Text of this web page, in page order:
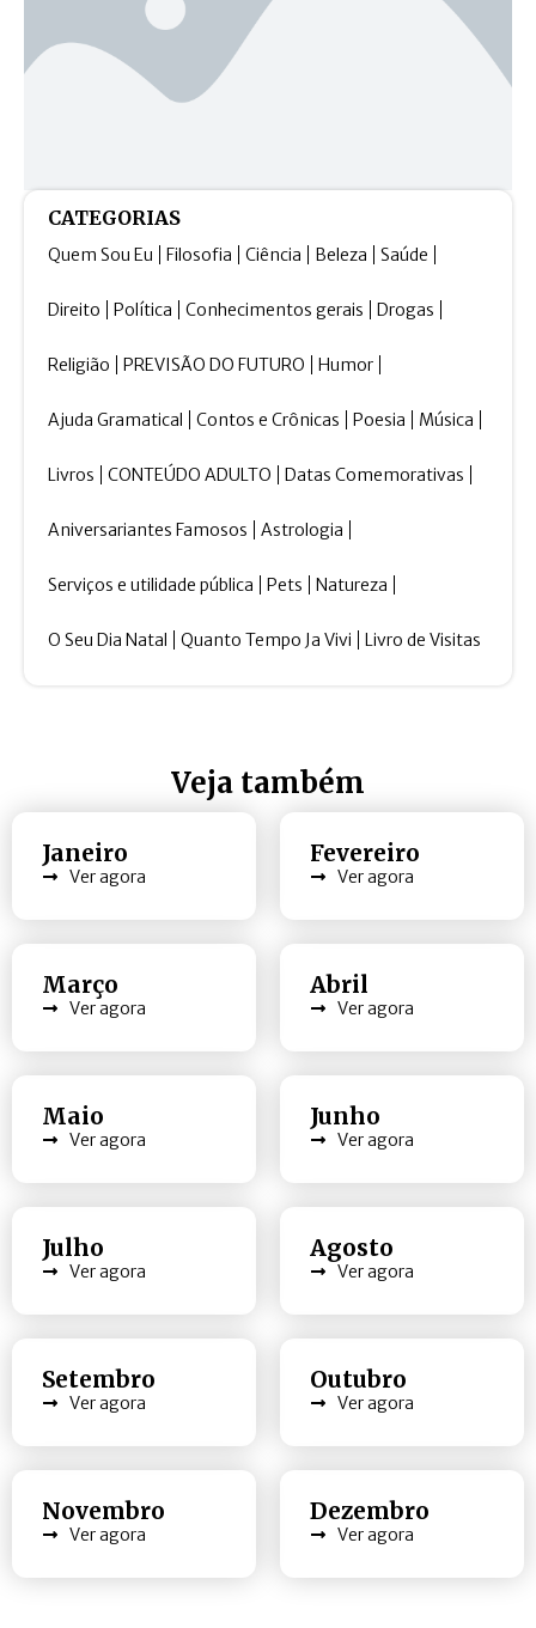
CATEGORIAS
Quem Sou Eu Filosofia Ciência Beleza Saúde
Direito Política Conhecimentos gerais Drogas
Religião PREVISÃO DO FUTURO Humor
Ajuda Gramatical Contos e Crônicas Poesia Música
Livros CONTEÚDO ADULTO Datas Comemorativas
Aniversariantes Famosos Astrologia
Serviços e utilidade pública Pets Natureza
O Seu Dia Natal Quanto Tempo Ja Vivi Livro de Visitas
Veja também
Janeiro
Ver agora
Fevereiro
Ver agora
Março
Ver agora
Abril
Ver agora
Maio
Ver agora
Junho
Ver agora
Julho
Ver agora
Agosto
Ver agora
Setembro
Ver agora
Outubro
Ver agora
Novembro
Ver agora
Dezembro
Ver agora